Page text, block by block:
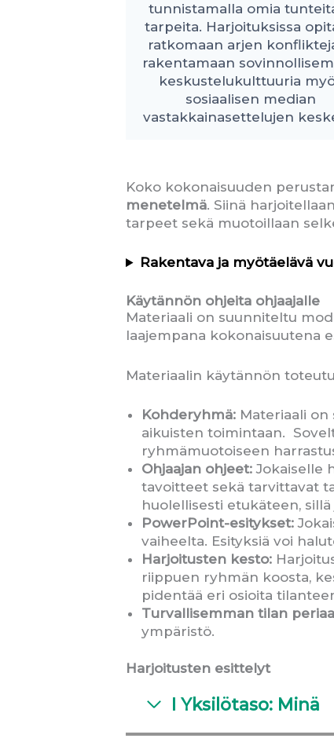
tunnistamalla omia
tarpeita. Harjoituksissa
ratkomaan arjen
rakentamaan
keskustelukulttuuria
sosiaalisen median
vastakkainasettelujen
Koko kokonaisuuden
menetelmä. Siinä
tarpeet sekä muotoillaan
Rakentava ja myötäelävä
Käytännön ohjeita ohjaajalle
Materiaali on suunniteltu
laajempana kokonaisuutena
Materiaalin käytännön
Kohderyhmä: Materiaali
aikuisten toimintaan.
ryhmämuotoiseen
Ohjaajan ohjeet: Jokaiselle
tavoitteet sekä tarvittavat
huolellisesti etukäteen,
PowerPoint-esitykset:
vaiheelta. Esityksiä voi
Harjoitusten kesto:
riippuen ryhmän koosta,
pidentää eri osioita
Turvallisemman tilan
ympäristö.
Harjoitusten esittelyt
I Yksilötaso: Minä